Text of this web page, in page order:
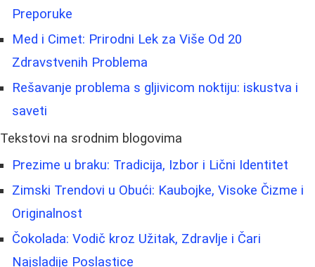
Preporuke
Med i Cimet: Prirodni Lek za Više Od 20
Zdravstvenih Problema
Rešavanje problema s gljivicom noktiju: iskustva i
saveti
Tekstovi na srodnim blogovima
Prezime u braku: Tradicija, Izbor i Lični Identitet
Zimski Trendovi u Obući: Kaubojke, Visoke Čizme i
Originalnost
Čokolada: Vodič kroz Užitak, Zdravlje i Čari
Najsladije Poslastice